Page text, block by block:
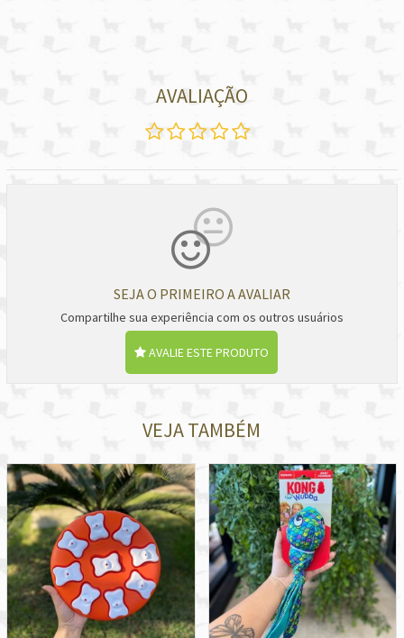
AVALIAÇÃO
SEJA O PRIMEIRO A AVALIAR
Compartilhe sua experiência com os outros usuários
AVALIE ESTE PRODUTO
VEJA TAMBÉM